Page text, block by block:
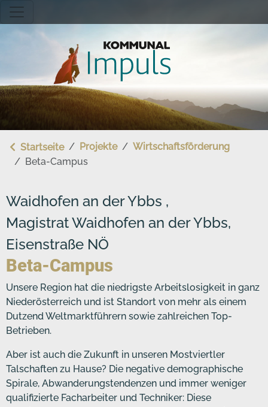
Direkt zum Inhalt
Hauptmenü - Startseite
Startseite Projekte
Wirtschaftsförderung
Beta-Campus
Waidhofen an der Ybbs ,
Magistrat Waidhofen an der Ybbs,
Eisenstraße NÖ
Beta-Campus
Unsere Region hat die niedrigste Arbeitslosigkeit in ganz
Niederösterreich und ist Standort von mehr als einem
Dutzend Weltmarktführern sowie zahlreichen Top-
Betrieben.
Aber ist auch die Zukunft in unseren Mostviertler
Talschaften zu Hause? Die negative demographische
Spirale, Abwanderungstendenzen und immer weniger
qualifizierte Facharbeiter und Techniker: Diese